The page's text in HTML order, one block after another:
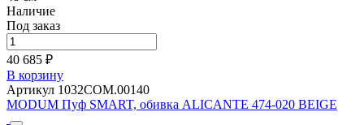
Наличие
Под заказ
40 685 ₽
В корзину
Артикул 1032COM.00140
MODUM Пуф SMART, обивка ALICANTE 474-020 BEIGE